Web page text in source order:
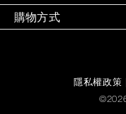
購物方式
隱私權政策
©